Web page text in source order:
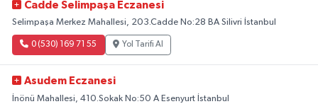
Cadde Selimpaşa Eczanesi
Selimpaşa Merkez Mahallesi, 203.Cadde No:28 BA Silivri İstanbul
0 (530) 169 71 55 Yol Tarifi Al
Asudem Eczanesi
İnönü Mahallesi, 410.Sokak No:50 A Esenyurt İstanbul